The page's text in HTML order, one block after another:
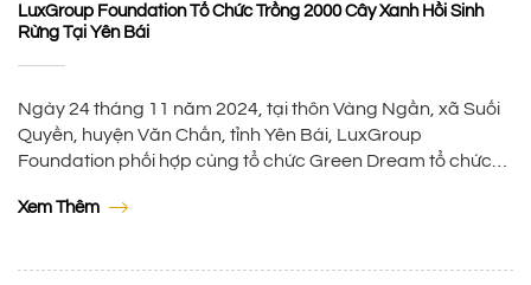
LuxGroup Foundation Tổ Chức Trồng 2000 Cây Xanh Hồi Sinh
Rừng Tại Yên Bái
Ngày 24 tháng 11 năm 2024, tại thôn Vàng Ngần, xã Suối
Quyền, huyện Văn Chấn, tỉnh Yên Bái, LuxGroup
Foundation phối hợp cùng tổ chức Green Dream tổ chức
của Ban Tuyên giáo Huyện ủy Văn Chấn, Đoàn Thanh niên
Xem Thêm